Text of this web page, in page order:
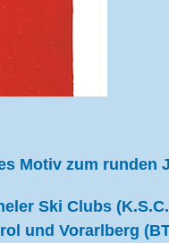
Motiv zum runden
Ski Clubs
und Vorarlberg